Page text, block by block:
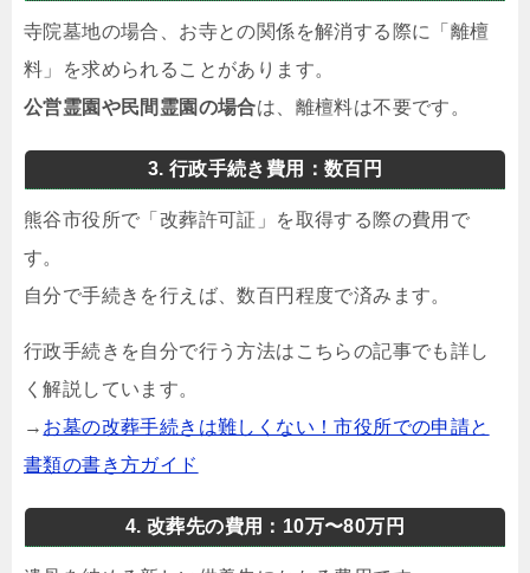
寺院墓地の場合、お寺との関係を解消する際に「離檀
料」を求められることがあります。
公営霊園や民間霊園の場合は、離檀料は不要です。
3. 行政手続き費用：数百円
熊谷市役所で「改葬許可証」を取得する際の費用で
す。
自分で手続きを行えば、数百円程度で済みます。
行政手続きを自分で行う方法はこちらの記事でも詳し
く解説しています。
→ お墓の改葬手続きは難しくない！市役所での申請と
書類の書き方ガイド
4. 改葬先の費用：10万〜80万円